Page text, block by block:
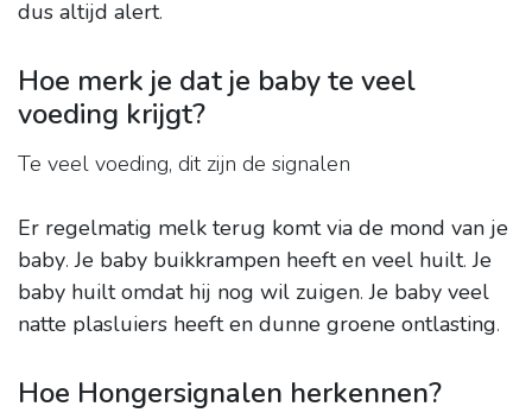
dus altijd alert.
Hoe merk je dat je baby te veel
voeding krijgt?
Te veel voeding, dit zijn de signalen
Er regelmatig melk terug komt via de mond van je
baby.Je baby buikkrampen heeft en veel huilt.Je
baby huilt omdat hij nog wil zuigen.Je baby veel
natte plasluiers heeft en dunne groene ontlasting.
Hoe Hongersignalen herkennen?